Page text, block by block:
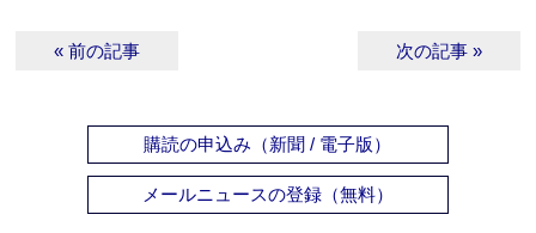
« 前の記事 次の記事 »
購読の申込み（新聞 / 電子版）
メールニュースの登録（無料）